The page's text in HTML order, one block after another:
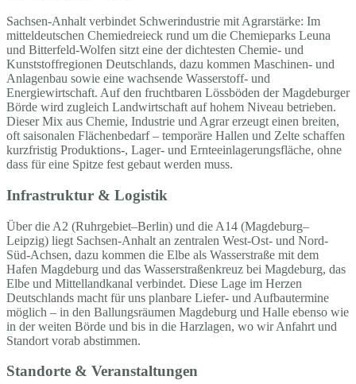
Sachsen-Anhalt verbindet Schwerindustrie mit Agrarstärke: Im
mitteldeutschen Chemiedreieck rund um die Chemieparks Leuna
und Bitterfeld-Wolfen sitzt eine der dichtesten Chemie- und
Kunststoffregionen Deutschlands, dazu kommen Maschinen- und
Anlagenbau sowie eine wachsende Wasserstoff- und
Energiewirtschaft. Auf den fruchtbaren Lössböden der Magdeburger
Börde wird zugleich Landwirtschaft auf hohem Niveau betrieben.
Dieser Mix aus Chemie, Industrie und Agrar erzeugt einen breiten,
oft saisonalen Flächenbedarf – temporäre Hallen und Zelte schaffen
kurzfristig Produktions-, Lager- und Ernteeinlagerungsfläche, ohne
dass für eine Spitze fest gebaut werden muss.
Infrastruktur & Logistik
Über die A2 (Ruhrgebiet–Berlin) und die A14 (Magdeburg–
Leipzig) liegt Sachsen-Anhalt an zentralen West-Ost- und Nord-
Süd-Achsen, dazu kommen die Elbe als Wasserstraße mit dem
Hafen Magdeburg und das Wasserstraßenkreuz bei Magdeburg, das
Elbe und Mittellandkanal verbindet. Diese Lage im Herzen
Deutschlands macht für uns planbare Liefer- und Aufbautermine
möglich – in den Ballungsräumen Magdeburg und Halle ebenso wie
in der weiten Börde und bis in die Harzlagen, wo wir Anfahrt und
Standort vorab abstimmen.
Standorte & Veranstaltungen